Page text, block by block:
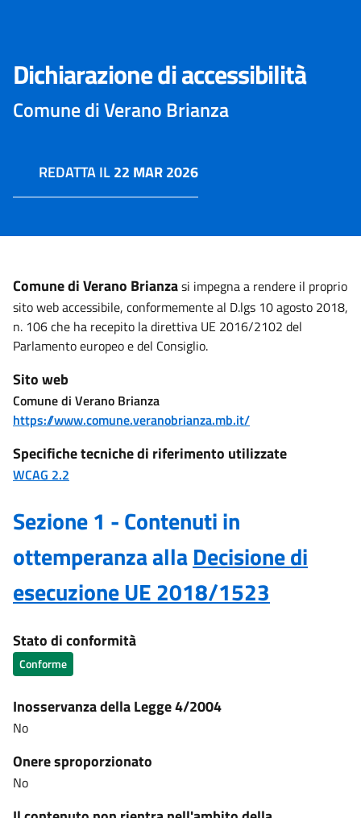
Dichiarazione di accessibilità
Comune di Verano Brianza
REDATTA IL22 MAR 2026
Comune di Verano Brianzasi impegna a rendere il proprio
sito web accessibile, conformemente al D.lgs 10 agosto 2018,
n. 106 che ha recepito la direttiva UE 2016/2102 del
Parlamento europeo e del Consiglio.
Sito web
Comune di Verano Brianza
https://www.comune.veranobrianza.mb.it/
Specifiche tecniche di riferimento utilizzate
WCAG 2.2
Sezione 1 - Contenuti in
ottemperanza allaDecisione di
esecuzione UE 2018/1523
Stato di conformità
Conforme
Inosservanza della Legge 4/2004
No
Onere sproporzionato
No